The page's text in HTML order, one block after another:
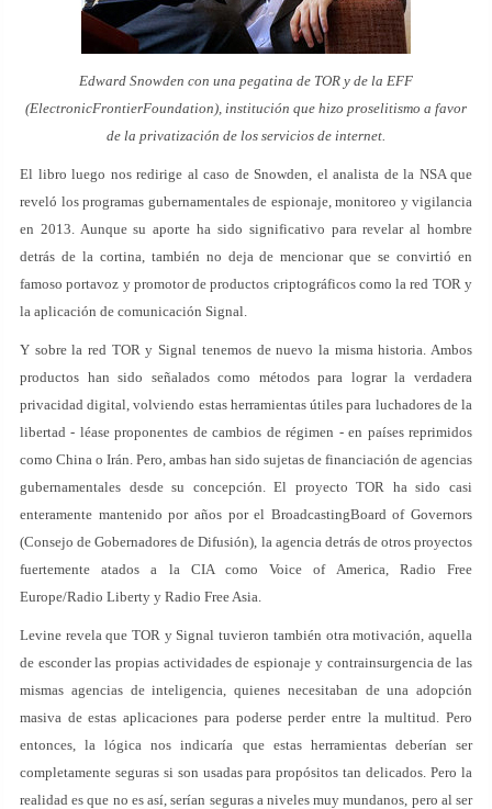
Edward Snowden con una pegatina de TOR y de la EFF
(ElectronicFrontierFoundation), institución que hizo proselitismo a favor
de la privatización de los servicios de internet.
El libro luego nos redirige al caso de Snowden, el analista de la NSA que
reveló los programas gubernamentales de espionaje, monitoreo y vigilancia
en 2013. Aunque su aporte ha sido significativo para revelar al hombre
detrás de la cortina, también no deja de mencionar que se convirtió en
famoso portavoz y promotor de productos criptográficos como la red TOR y
la aplicación de comunicación Signal.
Y sobre la red TOR y Signal tenemos de nuevo la misma historia. Ambos
productos han sido señalados como métodos para lograr la verdadera
privacidad digital, volviendo estas herramientas útiles para luchadores de la
libertad - léase proponentes de cambios de régimen - en países reprimidos
como China o Irán. Pero, ambas han sido sujetas de financiación de agencias
gubernamentales desde su concepción. El proyecto TOR ha sido casi
enteramente mantenido por años por el BroadcastingBoard of Governors
(Consejo de Gobernadores de Difusión), la agencia detrás de otros proyectos
fuertemente atados a la CIA como Voice of America, Radio Free
Europe/Radio Liberty y Radio Free Asia.
Levine revela que TOR y Signal tuvieron también otra motivación, aquella
de esconder las propias actividades de espionaje y contrainsurgencia de las
mismas agencias de inteligencia, quienes necesitaban de una adopción
masiva de estas aplicaciones para poderse perder entre la multitud. Pero
entonces, la lógica nos indicaría que estas herramientas deberían ser
completamente seguras si son usadas para propósitos tan delicados. Pero la
realidad es que no es así, serían seguras a niveles muy mundanos, pero al ser